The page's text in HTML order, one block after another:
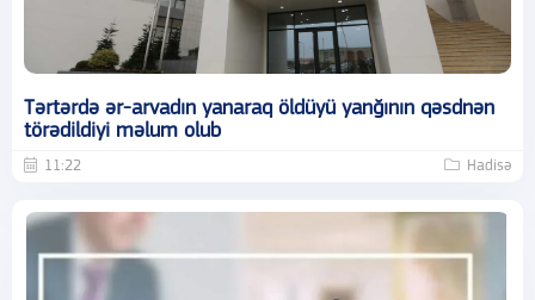
Tərtərdə ər-arvadın yanaraq öldüyü yanğının qəsdnən
törədildiyi məlum olub
11:22 Hadisə